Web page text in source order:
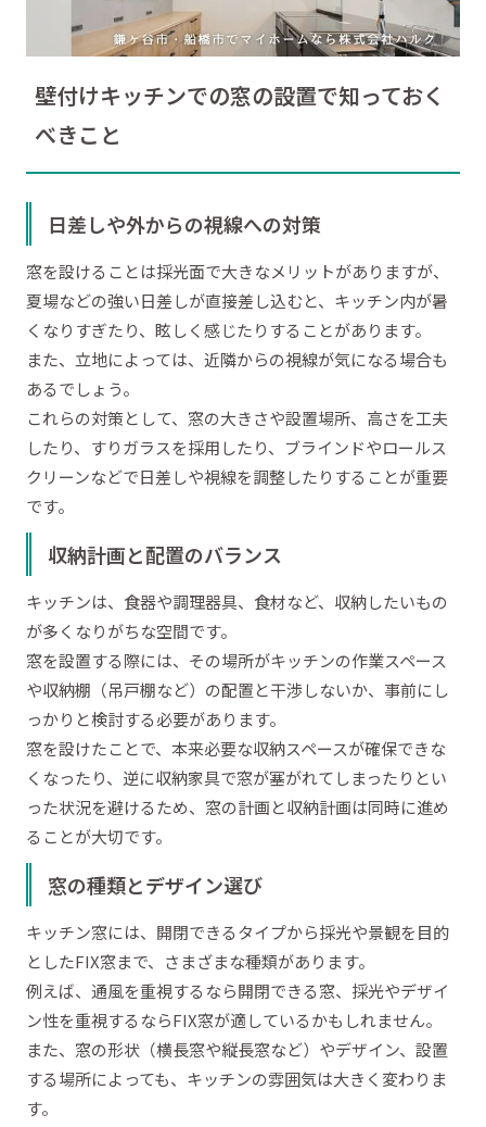
壁付けキッチンでの窓の設置で知っておく
べきこと
日差しや外からの視線への対策
窓を設けることは採光面で大きなメリットがありますが、
夏場などの強い日差しが直接差し込むと、キッチン内が暑
くなりすぎたり、眩しく感じたりすることがあります。
また、立地によっては、近隣からの視線が気になる場合も
あるでしょう。
これらの対策として、窓の大きさや設置場所、高さを工夫
したり、すりガラスを採用したり、ブラインドやロールス
クリーンなどで日差しや視線を調整したりすることが重要
です。
収納計画と配置のバランス
キッチンは、食器や調理器具、食材など、収納したいもの
が多くなりがちな空間です。
窓を設置する際には、その場所がキッチンの作業スペース
や収納棚（吊戸棚など）の配置と干渉しないか、事前にし
っかりと検討する必要があります。
窓を設けたことで、本来必要な収納スペースが確保できな
くなったり、逆に収納家具で窓が塞がれてしまったりとい
った状況を避けるため、窓の計画と収納計画は同時に進め
ることが大切です。
窓の種類とデザイン選び
キッチン窓には、開閉できるタイプから採光や景観を目的
としたFIX窓まで、さまざまな種類があります。
例えば、通風を重視するなら開閉できる窓、採光やデザイ
ン性を重視するならFIX窓が適しているかもしれません。
また、窓の形状（横長窓や縦長窓など）やデザイン、設置
する場所によっても、キッチンの雰囲気は大きく変わりま
す。